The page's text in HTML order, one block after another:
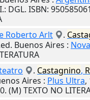
: DGL. ISBN:
Roberto Arlt
.
Buenos Aires : Nova
. Castagnino,
Aires : Plus Ultra,
(M) TEXTO NO